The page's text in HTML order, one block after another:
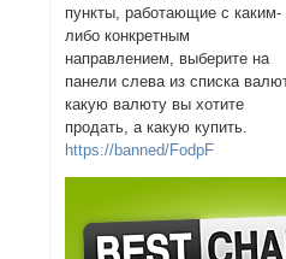
пункты, работающие с каким-
либо конкретным
направлением, выберите на
панели слева из списка
какую валюту вы хотите
продать, а какую купить.
https://banned/FodpF